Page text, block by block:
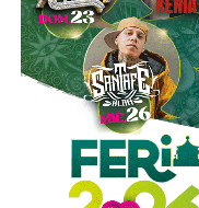
prestar el servicio de
También lee:Ya es
de transporte de la